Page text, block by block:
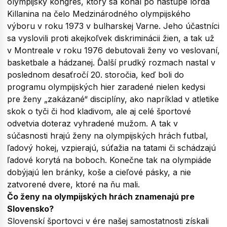
Killanina na čelo Medzinárodného olympijského
výboru v roku 1973 v bulharskej Varne. Jeho účastníci
sa vyslovili proti akejkoľvek diskriminácii žien, a tak už
v Montreale v roku 1976 debutovali ženy vo veslovaní,
basketbale a hádzanej. Ďalší prudký rozmach nastal v
poslednom desaťročí 20. storočia, keď boli do
programu olympijských hier zaradené nielen kedysi
pre ženy „zakázané“ disciplíny, ako napríklad v atletike
skok o tyči či hod kladivom, ale aj celé športové
odvetvia doteraz vyhradené mužom. A tak v
súčasnosti hrajú ženy na olympijských hrách futbal,
ľadový hokej, vzpierajú, súťažia na tatami či schádzajú
ľadové korytá na boboch. Konečne tak na olympiáde
dobýjajú len bránky, koše a cieľové pásky, a nie
zatvorené dvere, ktoré na ňu mali.
Čo ženy na olympijských hrách znamenajú pre
Slovensko?
Slovenskí športovci v ére našej samostatnosti získali